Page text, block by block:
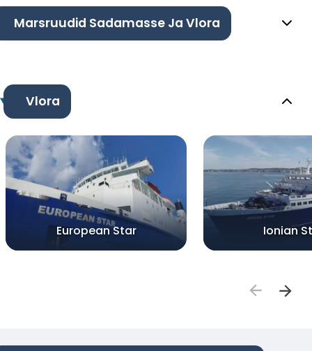
Marsruudid Sadamasse Ja Vlora
Vlora
European Star Ionian